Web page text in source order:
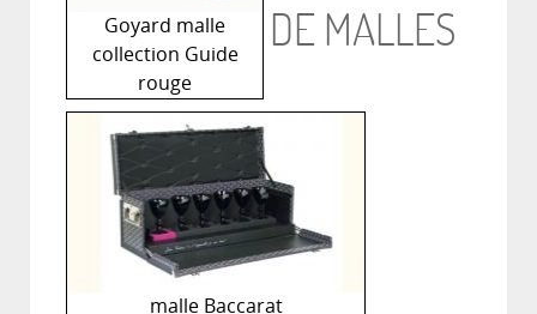
Goyard malle
collection Guide
rouge
malle Baccarat
DE MALLES